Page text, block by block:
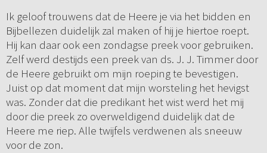
Ik geloof trouwens dat de Heere je via het bidden en
Bijbellezen duidelijk zal maken of hij je hiertoe roept.
Hij kan daar ook een zondagse preek voor gebruiken.
Zelf werd destijds een preek van ds. J. J. Timmer door
de Heere gebruikt om mijn roeping te bevestigen.
Juist op dat moment dat mijn worsteling het hevigst
was. Zonder dat die predikant het wist werd het mij
door die preek zo overweldigend duidelijk dat de
Heere me riep. Alle twijfels verdwenen als sneeuw
voor de zon.